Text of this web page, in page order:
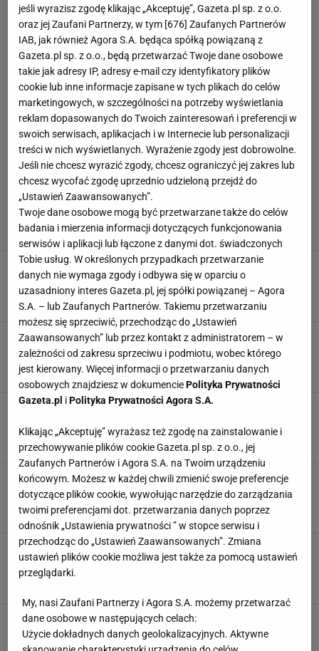
Kluczowe rozstrzygnięcie w walce o
mistrzostwo Polski. Został im jeden mecz
Jacek Hafka, 22 KWIETNIA 2026, 19:31
Po dwóch setach było wszystko jasne. Tak
mistrzynie Polski zagrały o półfinał LM
Jacek Hafka,18 MARCA 2026, 22:42
Deklasacja w meczu na szczycie polskiej ligi.
Jacek Hafka, 11 STYCZNIA 2026, 21:41
Znamy zwycięzcę Superpucharu Polski! Aż 60
punktów w pierwszym secie
Bartosz Naus,5 LISTOPADA 2025, 20:01
Polska siatkówka w żałobie. "Żegnamy ją z
bólem i wdzięcznością"
Dwa wicemistrzostwa, a teraz taki dramat!
Czołowy klub wycofuje się z ligi
jeśli wyrazisz zgodę klikając „Akceptuję”, Gazeta.pl sp. z o.o.
oraz jej Zaufani Partnerzy, w tym [676] Zaufanych Partnerów
IAB, jak również Agora S.A. będąca spółką powiązaną z
Gazeta.pl sp. z o.o., będą przetwarzać Twoje dane osobowe
takie jak adresy IP, adresy e-mail czy identyfikatory plików
cookie lub inne informacje zapisane w tych plikach do celów
marketingowych, w szczególności na potrzeby wyświetlania
reklam dopasowanych do Twoich zainteresowań i preferencji w
swoich serwisach, aplikacjach i w Internecie lub personalizacji
treści w nich wyświetlanych. Wyrażenie zgody jest dobrowolne.
Jeśli nie chcesz wyrazić zgody, chcesz ograniczyć jej zakres lub
chcesz wycofać zgodę uprzednio udzieloną przejdź do
„Ustawień Zaawansowanych”.
Twoje dane osobowe mogą być przetwarzane także do celów
badania i mierzenia informacji dotyczących funkcjonowania
serwisów i aplikacji lub łączone z danymi dot. świadczonych
Tobie usług. W określonych przypadkach przetwarzanie
danych nie wymaga zgody i odbywa się w oparciu o
uzasadniony interes Gazeta.pl, jej spółki powiązanej – Agora
S.A. – lub Zaufanych Partnerów. Takiemu przetwarzaniu
możesz się sprzeciwić, przechodząc do „Ustawień
Zaawansowanych” lub przez kontakt z administratorem – w
zależności od zakresu sprzeciwu i podmiotu, wobec którego
jest kierowany. Więcej informacji o przetwarzaniu danych
osobowych znajdziesz w dokumenciePolityka Prywatności
Gazeta.pl iPolityka Prywatności Agora S.A.
Klikając „Akceptuję” wyrażasz też zgodę na zainstalowanie i
przechowywanie plików cookie Gazeta.pl sp. z o.o., jej
Zaufanych Partnerów i Agora S.A. na Twoim urządzeniu
końcowym. Możesz w każdej chwili zmienić swoje preferencje
dotyczące plików cookie, wywołując narzędzie do zarządzania
twoimi preferencjami dot. przetwarzania danych poprzez
odnośnik „Ustawienia prywatności ” w stopce serwisu i
przechodząc do „Ustawień Zaawansowanych”. Zmiana
ustawień plików cookie możliwa jest także za pomocą ustawień
przeglądarki.
My, nasi Zaufani Partnerzy i Agora S.A. możemy przetwarzać
dane osobowe w następujących celach:
Użycie dokładnych danych geolokalizacyjnych. Aktywne